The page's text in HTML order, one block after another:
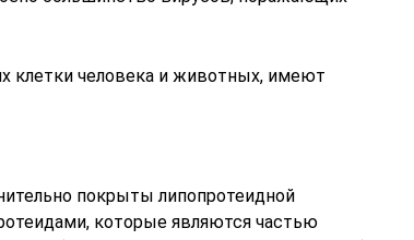
клетки человека и животных, имеют
покрыты липопротеидной
которые являются частью